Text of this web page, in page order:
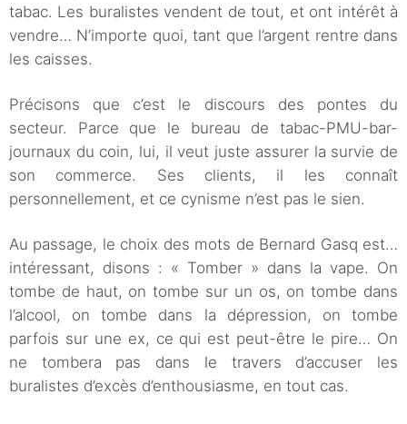
tabac. Les buralistes vendent de tout, et ont intérêt à
vendre… N’importe quoi, tant que l’argent rentre dans
les caisses.
Précisons que c’est le discours des pontes du
secteur. Parce que le bureau de tabac-PMU-bar-
journaux du coin, lui, il veut juste assurer la survie de
son commerce. Ses clients, il les connaît
personnellement, et ce cynisme n’est pas le sien.
Au passage, le choix des mots de Bernard Gasq est…
intéressant, disons : « Tomber » dans la vape. On
tombe de haut, on tombe sur un os, on tombe dans
l’alcool, on tombe dans la dépression, on tombe
parfois sur une ex, ce qui est peut-être le pire… On
ne tombera pas dans le travers d’accuser les
buralistes d’excès d’enthousiasme, en tout cas.